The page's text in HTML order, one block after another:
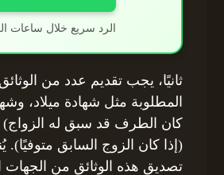
الرد سريع خلال ساعات
ثانيًا، يجب تقديم عدد من
المطلوبة مثل شهادة ميلاد،
كان الطرف قد سبق له الزواج)
(إذا كان الزوج السابق متوفيًا).
تصديق هذه الوثائق من الجهات